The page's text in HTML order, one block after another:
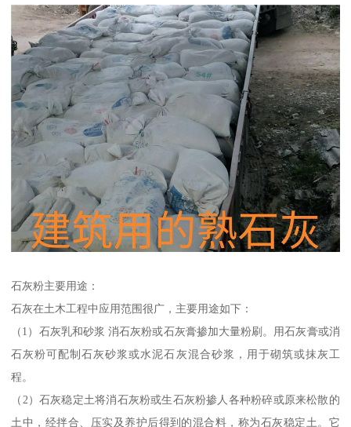
石灰粉主要用途：
石灰在土木工程中应用范围很广，主要用途如下：
（1）石灰乳和砂浆 消石灰粉或石灰膏掺加大量粉刷。用石灰膏或消
石灰粉可配制石灰砂浆或水泥石灰混合砂浆，用于砌筑或抹灰工
程。
（2）石灰稳定土将消石灰粉或生石灰粉掺人各种粉碎或原来松散的
土中，经拌合、压实及养护后得到的混合料，称为石灰稳定土。它